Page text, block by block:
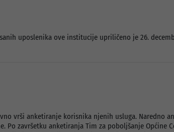
uposlenika ove institucije upriličeno je 26.
vrši anketiranje korisnika njenih usluga. Naredno
Po završetku anketiranja Tim za poboljšanje Općine